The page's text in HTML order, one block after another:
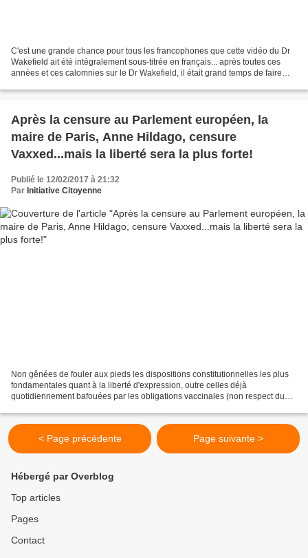
C'est une grande chance pour tous les francophones que cette vidéo du Dr
Wakefield ait été intégralement sous-titrée en français... après toutes ces
années et ces calomnies sur le Dr Wakefield, il était grand temps de faire
Après la censure au Parlement européen, la
maire de Paris, Anne Hildago, censure
Vaxxed...mais la liberté sera la plus forte!
Publié le 12/02/2017 à 21:32
Par Initiative Citoyenne
Non gênées de fouler aux pieds les dispositions constitutionnelles les plus
fondamentales quant à la liberté d'expression, outre celles déjà
quotidiennement bafouées par les obligations vaccinales (non respect du
< Page précédente Page suivante >
Hébergé par Overblog
Top articles
Pages
Contact